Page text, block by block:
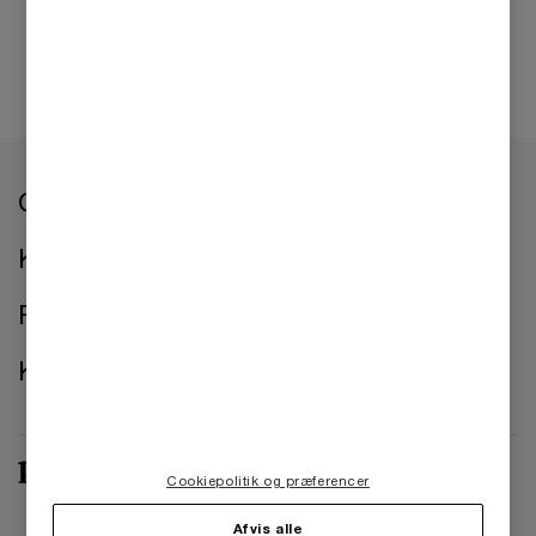
Om os
Kontorer
Presse
Kontakt os
Afvis alle
Cookiepolitik og præferencer